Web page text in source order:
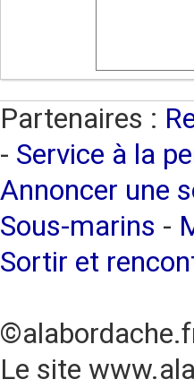
Partenaires :
- Service à la
Annoncer une
Sous-marins -
Sortir et
Le site